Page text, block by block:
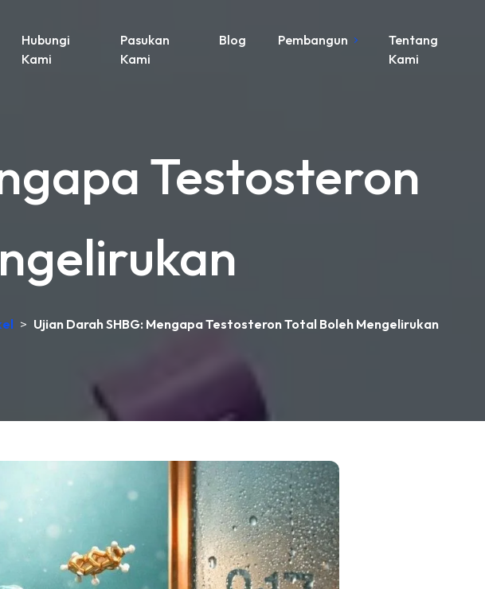
Hubungi
Kami
Pasukan
Kami
Blog Pembangun
Tentang
Kami
Testosteron
> Ujian Darah SHBG: Mengapa Testosteron Total Boleh Mengelirukan